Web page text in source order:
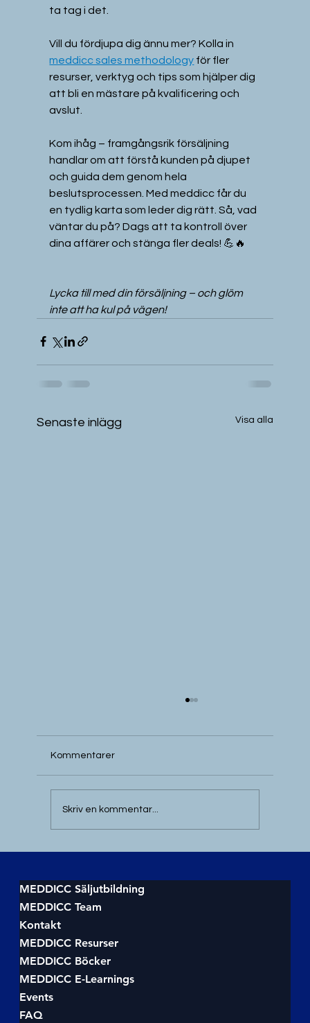
ta tag i det.
Vill du fördjupa dig ännu mer? Kolla in
meddicc sales methodology för fler
resurser, verktyg och tips som hjälper dig
att bli en mästare på kvalificering och
avslut.
Kom ihåg – framgångsrik försäljning
handlar om att förstå kunden på djupet
och guida dem genom hela
beslutsprocessen. Med meddicc får du
en tydlig karta som leder dig rätt. Så, vad
väntar du på? Dags att ta kontroll över
dina affärer och stänga fler deals! 💪🔥
Lycka till med din försäljning – och glöm
inte att ha kul på vägen!
Senaste inlägg Visa alla
Kommentarer
Skriv en kommentar...
MEDDICC Säljutbildning
MEDDICC Team
Kontakt
MEDDICC Resurser
MEDDICC Böcker
MEDDICC E-Learnings
Events
FAQ